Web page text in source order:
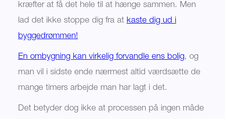
kræfter at få det hele til at hænge sammen. Men
lad det ikke stoppe dig fra at kaste dig ud i
byggedrømmen!
En ombygning kan virkelig forvandle ens bolig, og
man vil i sidste ende nærmest altid værdsætte de
mange timers arbejde man har lagt i det.
Det betyder dog ikke at processen på ingen måde